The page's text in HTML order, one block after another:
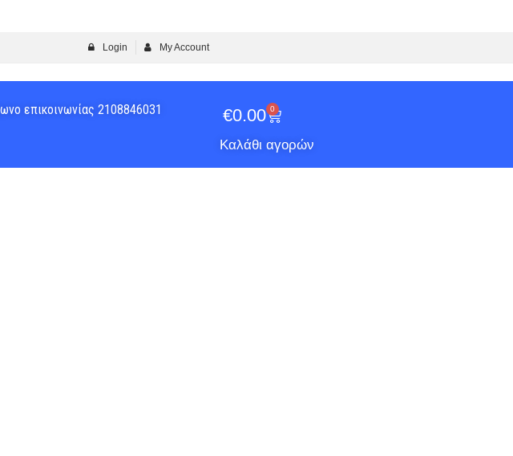
My Account
Login
επικοινωνίας 2108846031 €0.00 0
Καλάθι αγορών